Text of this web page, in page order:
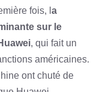
fois, l a
sur le
, qui fait un
américaines.
ont chuté de